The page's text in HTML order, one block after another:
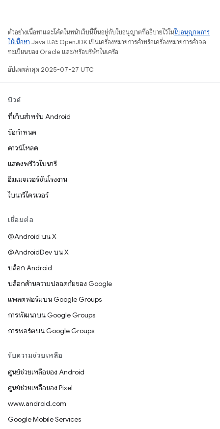
ตัวอย่างเนื้อหาและโค้ดในหน้าเว็บนี้ขึ้นอยู่กับใบอนุญาตที่อธิบายไว้ในใบอนุญาตการ
ใช้เนื้อหา Java และ OpenJDK เป็นเครื่องหมายการค้าหรือเครื่องหมายการค้าจด
ทะเบียนของ Oracle และ/หรือบริษัทในเครือ
อัปเดตล่าสุด 2025-07-27 UTC
บิวด์
ที่เก็บสำหรับ Android
ข้อกำหนด
ดาวน์โหลด
แสดงพรีวิวไบนารี
อิมเมจเวอร์ชันโรงงาน
ไบนารีไดรเวอร์
เชื่อมต่อ
@Android บน X
@AndroidDev บน X
บล็อก Android
บล็อกด้านความปลอดภัยของ Google
แพลตฟอร์มบน Google Groups
การพัฒนาบน Google Groups
การพอร์ตบน Google Groups
รับความช่วยเหลือ
ศูนย์ช่วยเหลือของ Android
ศูนย์ช่วยเหลือของ Pixel
www.android.com
Google Mobile Services